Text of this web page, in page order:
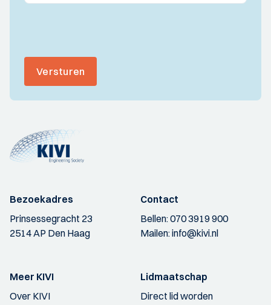
Versturen
Bezoekadres
Prinsessegracht 23
2514 AP Den Haag
Contact
Bellen:070 3919 900
Mailen:info@kivi.nl
Meer KIVI
Over KIVI
Lidmaatschap
Direct lid worden